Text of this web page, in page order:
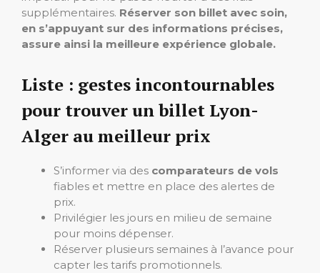
supplémentaires. Réserver son billet avec soin,
en s’appuyant sur des informations précises,
assure ainsi la meilleure expérience globale.
Liste : gestes incontournables
pour trouver un billet Lyon-
Alger au meilleur prix
S’informer via des comparateurs de vols
fiables et mettre en place des alertes de
prix.
Privilégier les jours en milieu de semaine
pour moins dépenser.
Réserver plusieurs semaines à l’avance pour
capter les tarifs promotionnels.